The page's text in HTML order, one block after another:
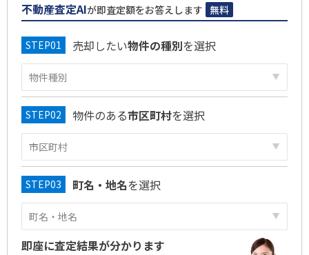
不動産査定AIが即査定額をお答えします 無料
売却したい物件の種別を選択
物件のある市区町村を選択
町名・地名を選択
即座に査定結果が分かります